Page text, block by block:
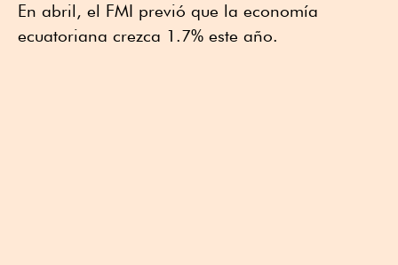
En abril, el FMI previó que la economía
ecuatoriana crezca 1.7% este año.